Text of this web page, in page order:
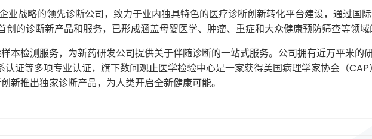
业战略的领先诊断公司，致力于业内独具特色的医疗诊断创新转化平台建设，通过国
的诊断新产品和服务，已形成涵盖母婴医学、肿瘤、重症和大众健康预防筛查等领域
本检测服务，为新药研发公司提供关于伴随诊断的一站式服务。公司拥有近万平米的
证等多项专业认证，旗下数问观止医学检验中心是一家获得美国病理学家协会（
新推出独家诊断产品，为人类开启全新健康可能。